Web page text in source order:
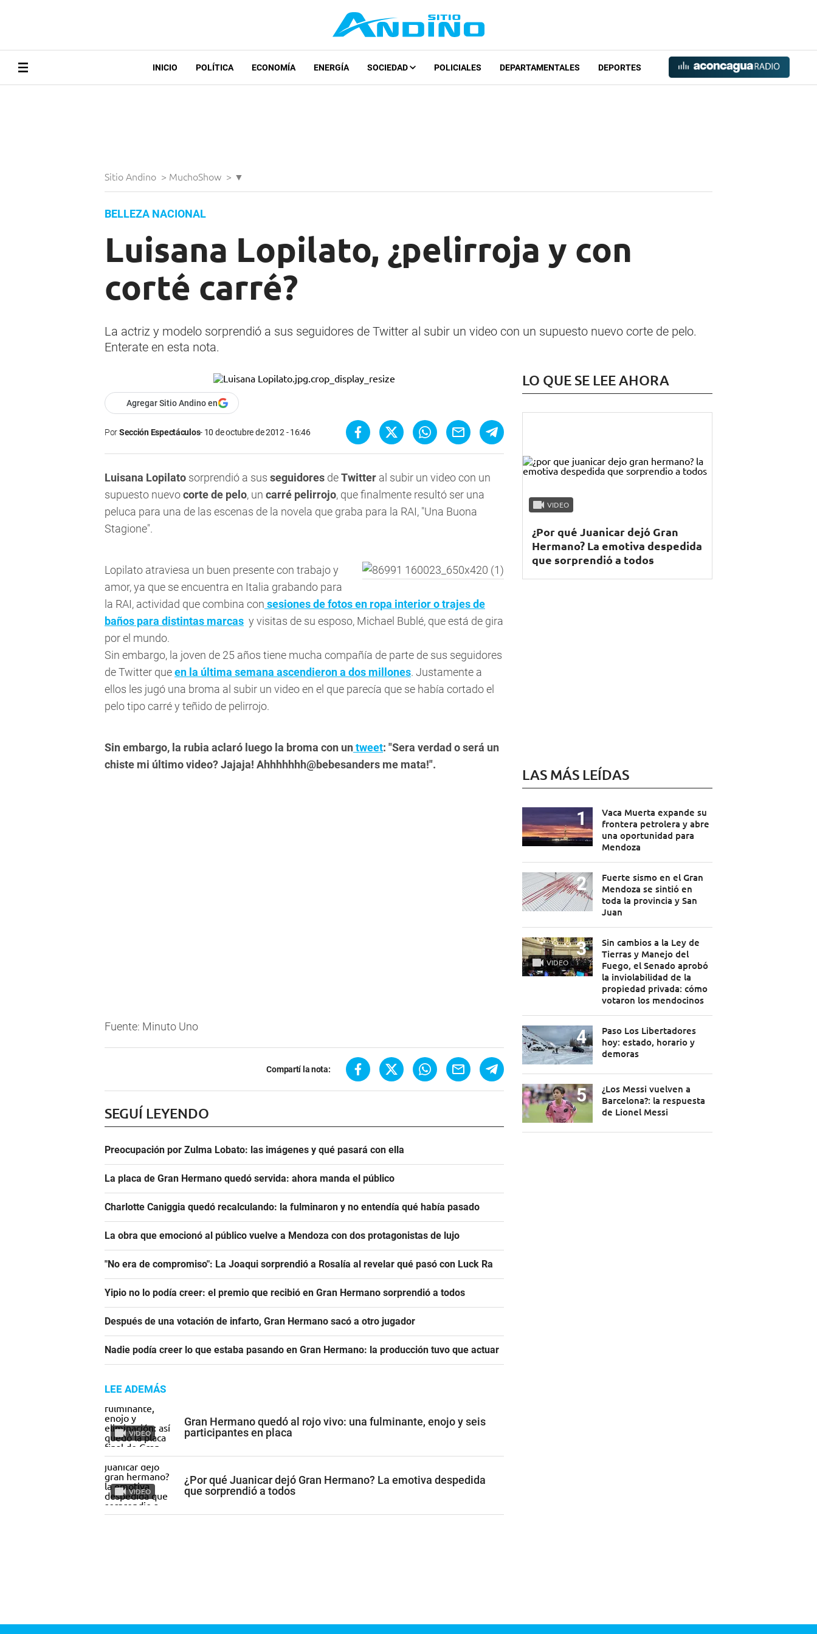
INICIO POLÍTICA ECONOMÍA ENERGÍA SOCIEDAD POLICIALES DEPARTAMENTALES DEPORTES
Sitio Andino > MuchoShow > ▼
BELLEZA NACIONAL
Luisana Lopilato, ¿pelirroja y con
corté carré?
La actriz y modelo sorprendió a sus seguidores de Twitter al subir un video con un supuesto nuevo corte de pelo.
Enterate en esta nota.
Agregar Sitio Andino en
PorSección Espectáculos 10 de octubre de 2012 - 16:46
Luisana Lopilato sorprendió a sus seguidores deTwitter al subir un video con un
supuesto nuevocorte de pelo, un carré pelirrojo, que finalmente resultó ser una
peluca para una de las escenas de la novela que graba para la RAI, "Una Buona
Stagione".
Lopilato atraviesa un buen presente con trabajo y
amor, ya que se encuentra en Italia grabando para
la RAI, actividad que combina con sesiones de fotos en ropa interior o trajes de
baños para distintas marcas y visitas de su esposo, Michael Bublé, que está de gira
por el mundo.
Sin embargo, la joven de 25 años tiene mucha compañía de parte de sus seguidores
de Twitter queen la última semana ascendieron a dos millones. Justamente a
ellos les jugó una broma al subir un video en el que parecía que se había cortado el
pelo tipo carré y teñido de pelirrojo.
Sin embargo, la rubia aclaró luego la broma con un tweet: "Sera verdad o será un
chiste mi último video? Jajaja! Ahhhhhhh@bebesanders me mata!".
Fuente: Minuto Uno
Compartí la nota:
SEGUÍ LEYENDO
Preocupación por Zulma Lobato: las imágenes y qué pasará con ella
La placa de Gran Hermano quedó servida: ahora manda el público
Charlotte Caniggia quedó recalculando: la fulminaron y no entendía qué había pasado
La obra que emocionó al público vuelve a Mendoza con dos protagonistas de lujo
"No era de compromiso": La Joaqui sorprendió a Rosalía al revelar qué pasó con Luck Ra
Yipio no lo podía creer: el premio que recibió en Gran Hermano sorprendió a todos
Después de una votación de infarto, Gran Hermano sacó a otro jugador
Nadie podía creer lo que estaba pasando en Gran Hermano: la producción tuvo que actuar
LEE ADEMÁS
VIDEO
Gran Hermano quedó al rojo vivo: una fulminante, enojo y seis
participantes en placa
VIDEO
¿Por qué Juanicar dejó Gran Hermano? La emotiva despedida
que sorprendió a todos
LO QUE SE LEE AHORA
VIDEO
¿Por qué Juanicar dejó Gran
Hermano? La emotiva despedida
que sorprendió a todos
LAS MÁS LEÍDAS
Vaca Muerta expande su
frontera petrolera y abre
una oportunidad para
Mendoza
Fuerte sismo en el Gran
Mendoza se sintió en
toda la provincia y San
Juan
VIDEO
Sin cambios a la Ley de
Tierras y Manejo del
Fuego, el Senado aprobó
la inviolabilidad de la
propiedad privada: cómo
votaron los mendocinos
Paso Los Libertadores
hoy: estado, horario y
demoras
¿Los Messi vuelven a
Barcelona?: la respuesta
de Lionel Messi